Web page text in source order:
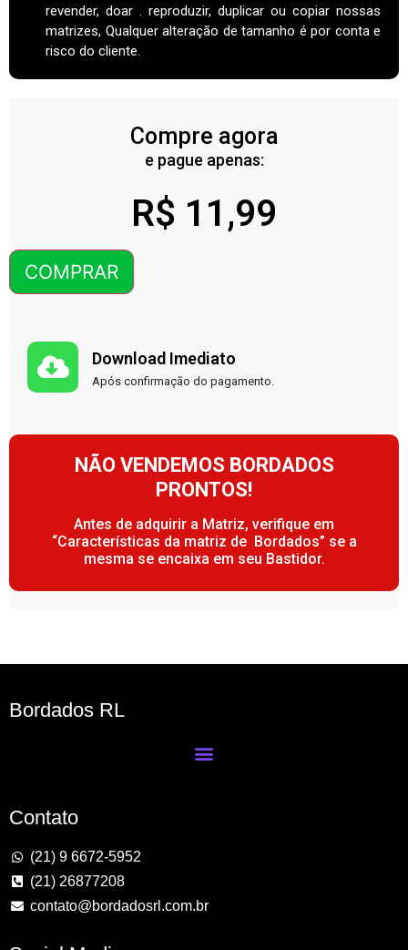
revender, doar . reproduzir, duplicar ou copiar nossas
matrizes, Qualquer alteração de tamanho é por conta e
risco do cliente.
Compre agora
e pague apenas:
R$ 11,99
COMPRAR
Download Imediato
Após confirmação do pagamento.
NÃO VENDEMOS BORDADOS
PRONTOS!
Antes de adquirir a Matriz, verifique em
“Características da matriz de Bordados” se a
mesma se encaixa em seu Bastidor.
Bordados RL
Contato
(21) 9 6672-5952
(21) 26877208
contato@bordadosrl.com.br